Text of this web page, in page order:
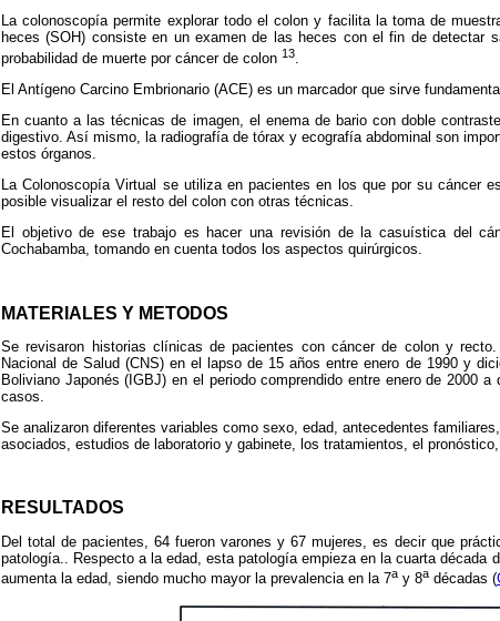
La colonoscopía permite explorar todo el colon y facilita la toma de
heces (SOH) consiste en un examen de las heces con el fin de detectar
probabilidad de muerte por cáncer de colon 13
El Antígeno Carcino Embrionario (ACE) es un marcador que sirve
En cuanto a las técnicas de imagen, el enema de bario con doble
digestivo. Así mismo, la radiografía de tórax y ecografía abdominal son
estos órganos.
La Colonoscopía Virtual se utiliza en pacientes en los que por su cáncer
posible visualizar el resto del colon con otras técnicas.
El objetivo de ese trabajo es hacer una revisión de la casuística del
Cochabamba, tomando en cuenta todos los aspectos quirúrgicos.
MATERIALES Y METODOS
Se revisaron historias clínicas de pacientes con cáncer de colon y
Nacional de Salud (CNS) en el lapso de 15 años entre enero de 1990 y
Boliviano Japonés (IGBJ) en el periodo comprendido entre enero de 2000
casos.
Se analizaron diferentes variables como sexo, edad, antecedentes
asociados, estudios de laboratorio y gabinete, los tratamientos, el
RESULTADOS
Del total de pacientes, 64 fueron varones y 67 mujeres, es decir que
patología.. Respecto a la edad, esta patología empieza en la cuarta década
aumenta la edad, siendo mucho mayor la prevalencia en la 7a y 8a décadas (